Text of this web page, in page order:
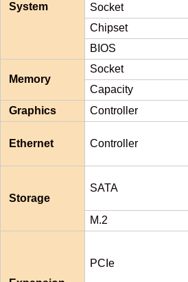
System
Socket
Chipset
BIOS
Memory
Socket
Capacity
Graphics
Controller
Ethernet Controller
Storage
SATA
M.2
PCIe